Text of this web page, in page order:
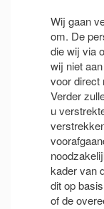
Wij gaan
om. De
die wij via
wij niet
voor direct
Verder
u
kader van
dit op
of de